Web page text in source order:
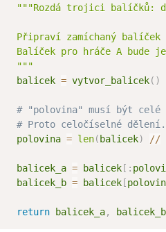
"""Rozdá trojici balíčků:
Připraví zamíchaný balíček
Balíček pro hráče A bude
"""
balicek
= vytvor_balicek( )
# "polovina" musí být celé
# Proto celočíselné
polovina
= len( balicek) //
balicek_a
= balicek[ :
balicek_b
= balicek[
return balicek_a, balicek_b